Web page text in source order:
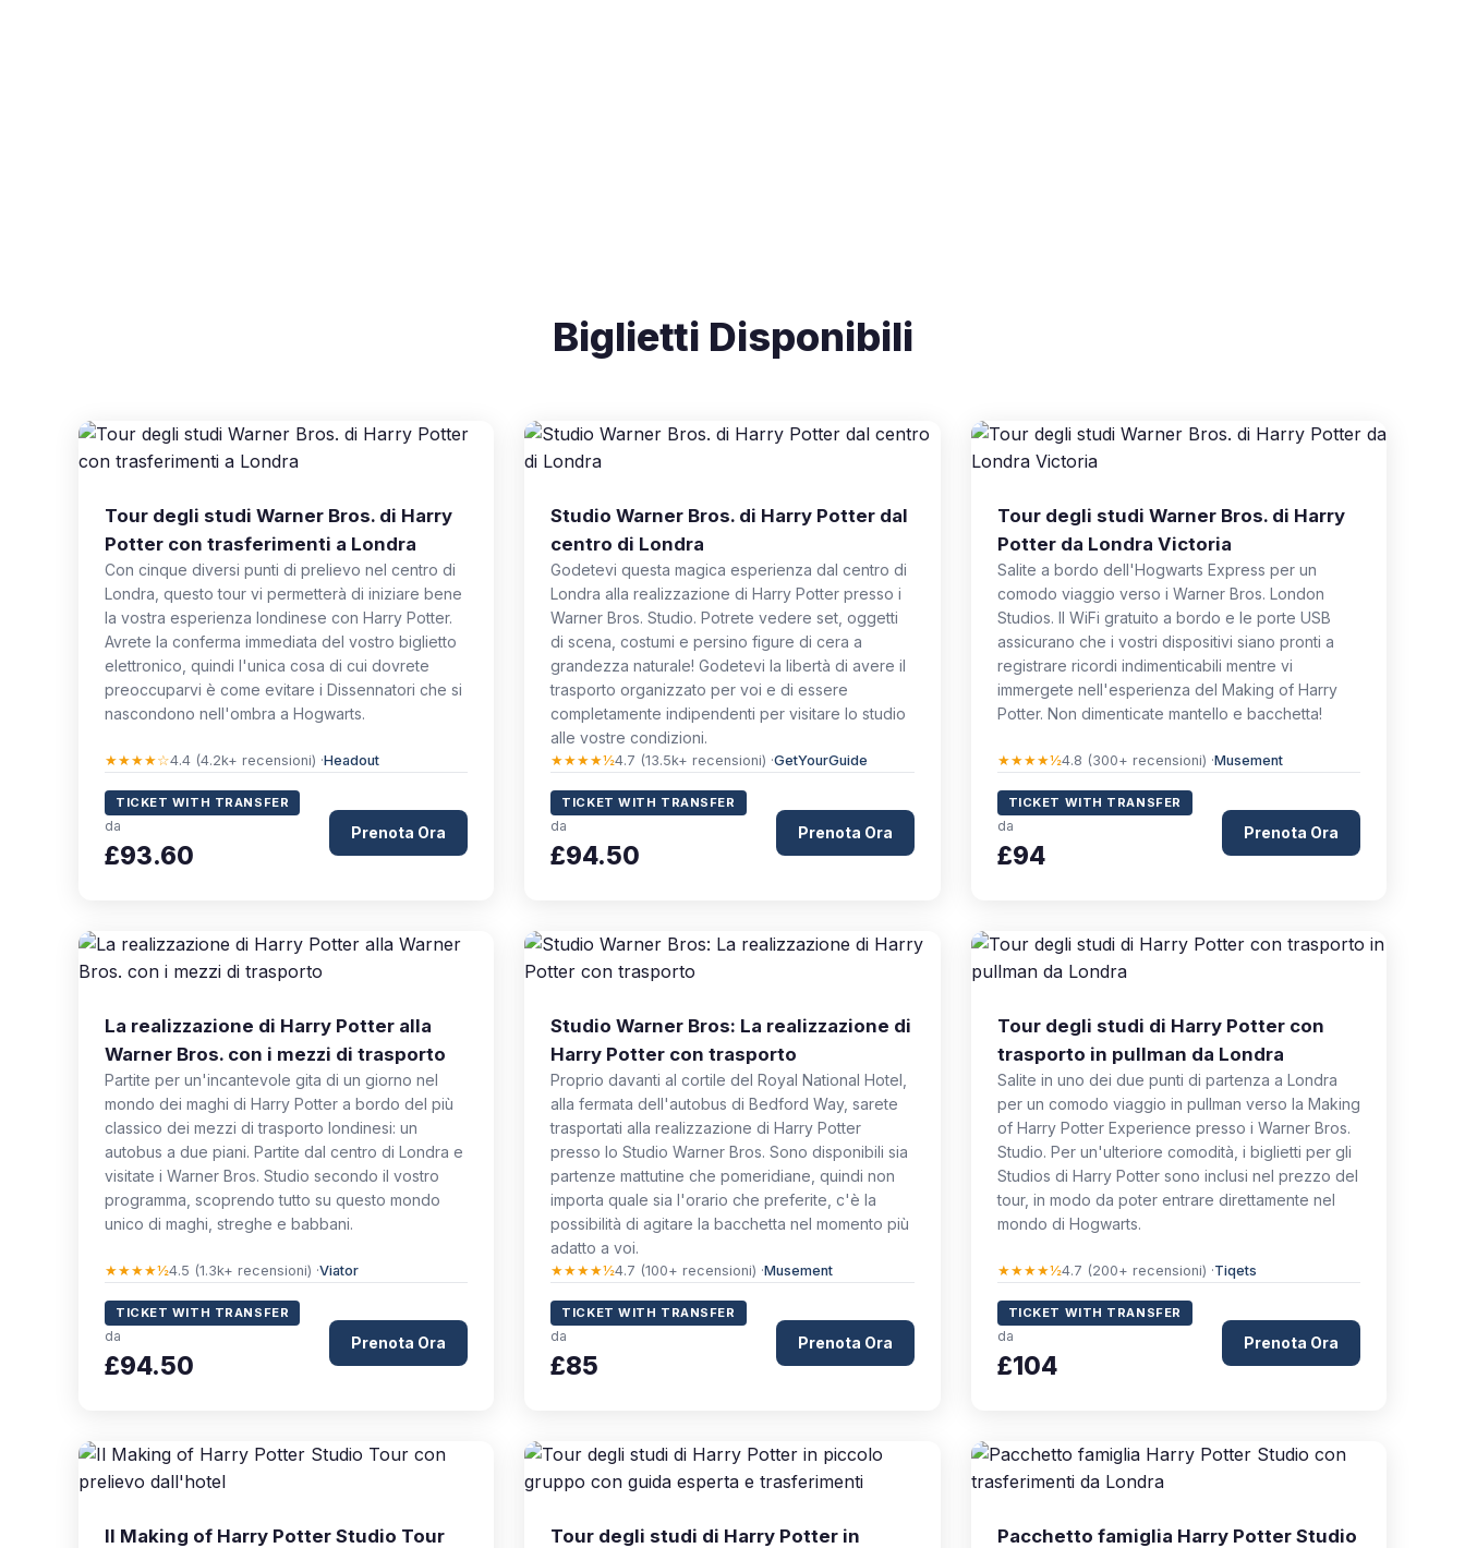
Biglietti Disponibili
Tour degli studi Warner Bros. di Harry
Potter con trasferimenti a Londra
Con cinque diversi punti di prelievo nel centro di
Londra, questo tour vi permetterà di iniziare bene
la vostra esperienza londinese con Harry Potter.
Avrete la conferma immediata del vostro biglietto
elettronico, quindi l'unica cosa di cui dovrete
preoccuparvi è come evitare i Dissennatori che si
nascondono nell'ombra a Hogwarts.
★★★★☆4.4 (4.2k+ recensioni) ·Headout
TICKET WITH TRANSFER
da
£93.60
Prenota Ora
Studio Warner Bros. di Harry Potter dal
centro di Londra
Godetevi questa magica esperienza dal centro di
Londra alla realizzazione di Harry Potter presso i
Warner Bros. Studio. Potrete vedere set, oggetti
di scena, costumi e persino figure di cera a
grandezza naturale! Godetevi la libertà di avere il
trasporto organizzato per voi e di essere
completamente indipendenti per visitare lo studio
alle vostre condizioni.
★★★★½4.7 (13.5k+ recensioni) ·GetYourGuide
TICKET WITH TRANSFER
da
£94.50
Prenota Ora
Tour degli studi Warner Bros. di Harry
Potter da Londra Victoria
Salite a bordo dell'Hogwarts Express per un
comodo viaggio verso i Warner Bros. London
Studios. Il WiFi gratuito a bordo e le porte USB
assicurano che i vostri dispositivi siano pronti a
registrare ricordi indimenticabili mentre vi
immergete nell'esperienza del Making of Harry
Potter. Non dimenticate mantello e bacchetta!
★★★★½4.8 (300+ recensioni) ·Musement
TICKET WITH TRANSFER
da
£94
Prenota Ora
La realizzazione di Harry Potter alla
Warner Bros. con i mezzi di trasporto
Partite per un'incantevole gita di un giorno nel
mondo dei maghi di Harry Potter a bordo del più
classico dei mezzi di trasporto londinesi: un
autobus a due piani. Partite dal centro di Londra e
visitate i Warner Bros. Studio secondo il vostro
programma, scoprendo tutto su questo mondo
unico di maghi, streghe e babbani.
★★★★½4.5 (1.3k+ recensioni) ·Viator
TICKET WITH TRANSFER
da
£94.50
Prenota Ora
Studio Warner Bros: La realizzazione di
Harry Potter con trasporto
Proprio davanti al cortile del Royal National Hotel,
alla fermata dell'autobus di Bedford Way, sarete
trasportati alla realizzazione di Harry Potter
presso lo Studio Warner Bros. Sono disponibili sia
partenze mattutine che pomeridiane, quindi non
importa quale sia l'orario che preferite, c'è la
possibilità di agitare la bacchetta nel momento più
adatto a voi.
★★★★½4.7 (100+ recensioni) ·Musement
TICKET WITH TRANSFER
da
£85
Prenota Ora
Tour degli studi di Harry Potter con
trasporto in pullman da Londra
Salite in uno dei due punti di partenza a Londra
per un comodo viaggio in pullman verso la Making
of Harry Potter Experience presso i Warner Bros.
Studio. Per un'ulteriore comodità, i biglietti per gli
Studios di Harry Potter sono inclusi nel prezzo del
tour, in modo da poter entrare direttamente nel
mondo di Hogwarts.
★★★★½4.7 (200+ recensioni) ·Tiqets
TICKET WITH TRANSFER
da
£104
Prenota Ora
Il Making of Harry Potter Studio Tour
Tour degli studi di Harry Potter in
Pacchetto famiglia Harry Potter Studio